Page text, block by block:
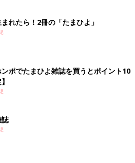
れたら！2冊の「たまひよ」
ポでたまひよ雑誌を買うとポイント10